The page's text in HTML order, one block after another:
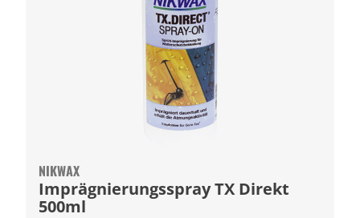
NIKWAX
Imprägnierungsspray TX Direkt
500ml